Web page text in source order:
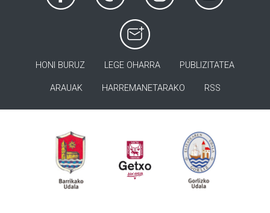
HONI BURUZ LEGE OHARRA PUBLIZITATEA
ARAUAK HARREMANETARAKO RSS